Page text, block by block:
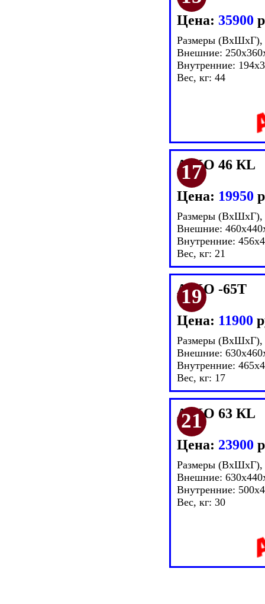
Цена: 35900
Размеры
Внешние:
Внутренние:
Вес, кг: 44
AIKO 46 КL
Цена: 19950
Размеры
Внешние:
Внутренние:
Вес, кг: 21
AIKO -65Т
Цена: 11900
Размеры
Внешние:
Внутренние:
Вес, кг: 17
AIKO 63 КL
Цена: 23900
Размеры
Внешние:
Внутренние:
Вес, кг: 30